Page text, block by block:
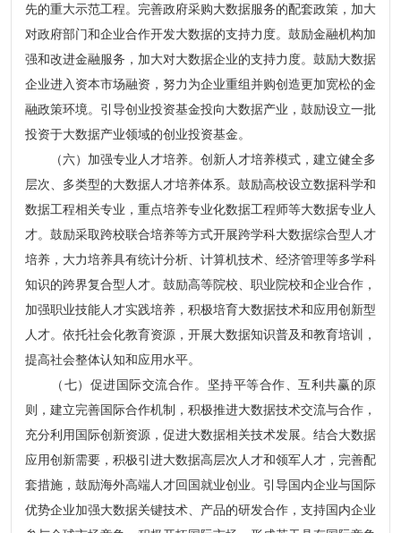
先的重大示范工程。完善政府采购大数据服务的配套政策，加大
对政府部门和企业合作开发大数据的支持力度。鼓励金融机构加
强和改进金融服务，加大对大数据企业的支持力度。鼓励大数据
企业进入资本市场融资，努力为企业重组并购创造更加宽松的金
融政策环境。引导创业投资基金投向大数据产业，鼓励设立一批
投资于大数据产业领域的创业投资基金。
（六）加强专业人才培养。创新人才培养模式，建立健全多
层次、多类型的大数据人才培养体系。鼓励高校设立数据科学和
数据工程相关专业，重点培养专业化数据工程师等大数据专业人
才。鼓励采取跨校联合培养等方式开展跨学科大数据综合型人才
培养，大力培养具有统计分析、计算机技术、经济管理等多学科
知识的跨界复合型人才。鼓励高等院校、职业院校和企业合作，
加强职业技能人才实践培养，积极培育大数据技术和应用创新型
人才。依托社会化教育资源，开展大数据知识普及和教育培训，
提高社会整体认知和应用水平。
（七）促进国际交流合作。坚持平等合作、互利共赢的原
则，建立完善国际合作机制，积极推进大数据技术交流与合作，
充分利用国际创新资源，促进大数据相关技术发展。结合大数据
应用创新需要，积极引进大数据高层次人才和领军人才，完善配
套措施，鼓励海外高端人才回国就业创业。引导国内企业与国际
优势企业加强大数据关键技术、产品的研发合作，支持国内企业